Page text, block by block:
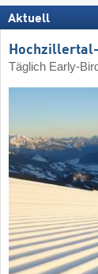
Aktuell
Täglich Early-